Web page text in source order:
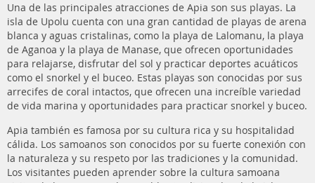
Una de las principales atracciones de Apia son sus playas. La
isla de Upolu cuenta con una gran cantidad de playas de arena
blanca y aguas cristalinas, como la playa de Lalomanu, la playa
de Aganoa y la playa de Manase, que ofrecen oportunidades
para relajarse, disfrutar del sol y practicar deportes acuáticos
como el snorkel y el buceo. Estas playas son conocidas por sus
arrecifes de coral intactos, que ofrecen una increíble variedad
de vida marina y oportunidades para practicar snorkel y buceo.
Apia también es famosa por su cultura rica y su hospitalidad
cálida. Los samoanos son conocidos por su fuerte conexión con
la naturaleza y su respeto por las tradiciones y la comunidad.
Los visitantes pueden aprender sobre la cultura samoana